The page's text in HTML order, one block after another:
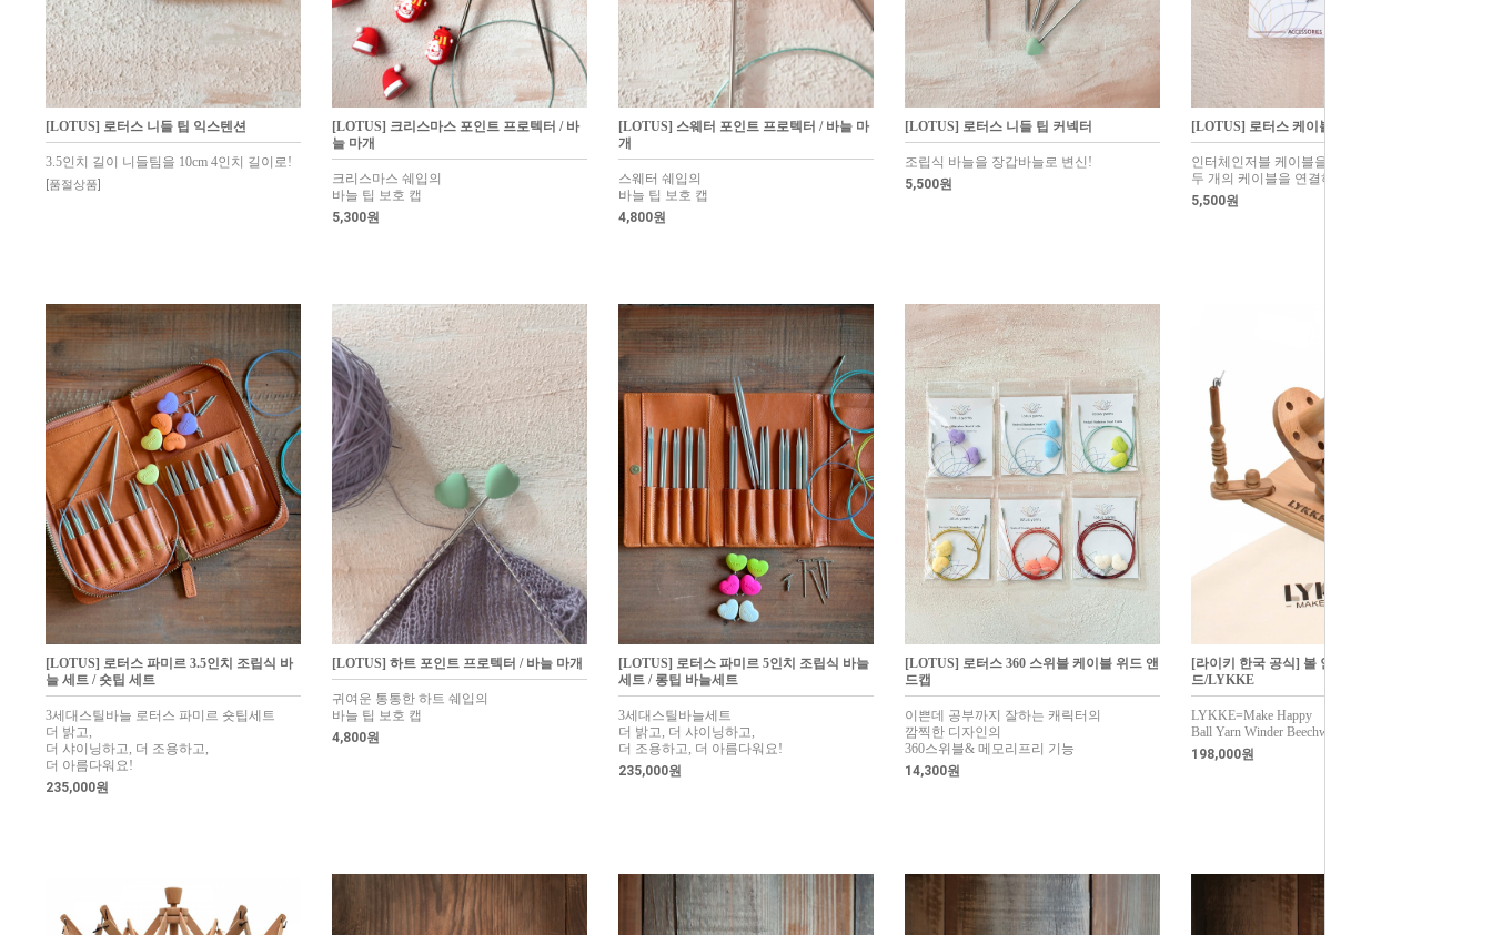
[LOTUS] 로터스 니들 팁 익스텐션
3.5인치 길이 니들팀을 10cm 4인치 길이로!
[품절상품]
[LOTUS] 크리스마스 포인트 프로텍터 / 바
늘 마개
크리스마스 쉐입의
바늘 팁 보호 캡
5,300원
[LOTUS] 스웨터 포인트 프로텍터 / 바늘 마
개
스웨터 쉐입의
바늘 팁 보호 캡
4,800원
[LOTUS] 로터스 니들 팁 커넥터
조립식 바늘을 장갑바늘로 변신!
5,500원
[LOTUS] 로터스 케이블 커넥터
인터체인저블 케이블을 연결해서 연장!
두 개의 케이블을 연결하는데 유용한 도구.
5,500원
[LOTUS] 로터스 파미르 3.5인치 조립식 바
늘 세트 / 숏팁 세트
3세대스틸바늘 로터스 파미르 숏팁세트
더 밝고,
더 샤이닝하고, 더 조용하고,
더 아름다워요!
235,000원
[LOTUS] 하트 포인트 프로텍터 / 바늘 마개
귀여운 통통한 하트 쉐입의
바늘 팁 보호 캡
4,800원
[LOTUS] 로터스 파미르 5인치 조립식 바늘
세트 / 롱팁 바늘세트
3세대스틸바늘세트
더 밝고, 더 샤이닝하고,
더 조용하고, 더 아름다워요!
235,000원
[LOTUS] 로터스 360 스위블 케이블 위드 앤
드캡
이쁜데 공부까지 잘하는 캐릭터의
깜찍한 디자인의
360스위블& 메모리프리 기능
14,300원
[라이키 한국 공식] 볼 얀 와인더 비치우
드/LYKKE
LYKKE=Make Happy
Ball Yarn Winder Beechwood
198,000원